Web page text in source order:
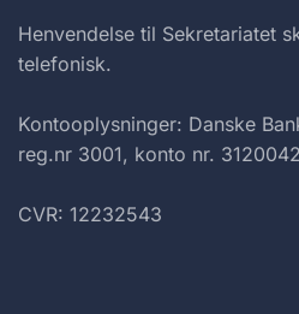
Henvendelse til Sekretariatet
telefonisk.
Kontooplysninger: Danske
reg.nr 3001, konto nr.
CVR: 12232543